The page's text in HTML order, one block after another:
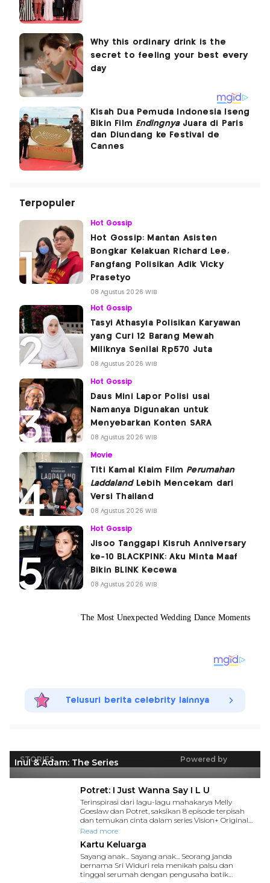
Kisah Dua Pemuda Indonesia Iseng
Bikin Film EndingnyaJuara di Paris
dan Diundang ke Festival de
Cannes
Terpopuler
Hot Gossip
Hot Gossip: Mantan Asisten
Bongkar Kelakuan Richard Lee,
Fangfang Polisikan Adik Vicky
Prasetyo
08 Agustus 2026 WIB
Hot Gossip
Tasyi Athasyia Polisikan Karyawan
yang Curi 12 Barang Mewah
Miliknya Senilai Rp570 Juta
08 Agustus 2026 WIB
Hot Gossip
Daus Mini Lapor Polisi usai
Namanya Digunakan untuk
Menyebarkan Konten SARA
08 Agustus 2026 WIB
Movie
Titi Kamal Klaim Film Perumahan
LaddalandLebih Mencekam dari
Versi Thailand
08 Agustus 2026 WIB
Hot Gossip
Jisoo Tanggapi Kisruh Anniversary
ke-10 BLACKPINK: Aku Minta Maaf
Bikin BLINK Kecewa
08 Agustus 2026 WIB
Telusuri berita celebrity lainnya